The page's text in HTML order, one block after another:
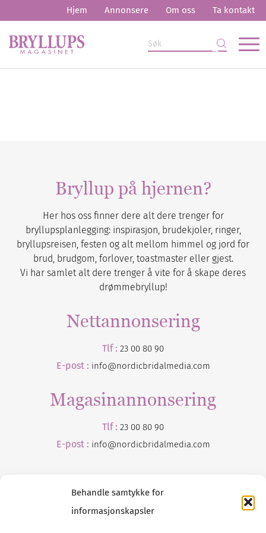
Behandle samtykke for
informasjonskapsler
Hjem Annonsere Om oss Ta kontakt
Bryllup på hjernen?
Her hos oss finner dere alt dere trenger for
bryllupsplanlegging: inspirasjon, brudekjoler, ringer,
bryllupsreisen, festen og alt mellom himmel og jord for
brud, brudgom, forlover, toastmaster eller gjest.
Vi har samlet alt dere trenger å vite for å skape deres
drømmebryllup!
Nettannonsering
Tlf : 23 00 80 90
E-post : info@nordicbridalmedia.com
Magasinannonsering
Tlf : 23 00 80 90
E-post : info@nordicbridalmedia.com